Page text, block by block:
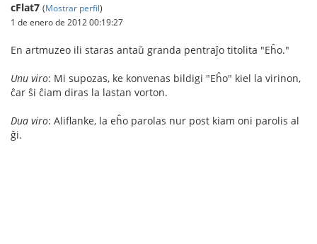
cFlat7 (Mostrar perfil)
1 de enero de 2012 00:19:27
En artmuzeo ili staras antaŭ granda pentraĵo titolita "Eĥo."
Unu viro: Mi supozas, ke konvenas bildigi "Eĥo" kiel la virinon,
ĉar ŝi ĉiam diras la lastan vorton.
Dua viro: Aliflanke, la eĥo parolas nur post kiam oni parolis al
ĝi.